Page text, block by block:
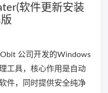
软件更新安装
公司开发的Windows
工具，核心作用是自动
件，同时提供安全纯净